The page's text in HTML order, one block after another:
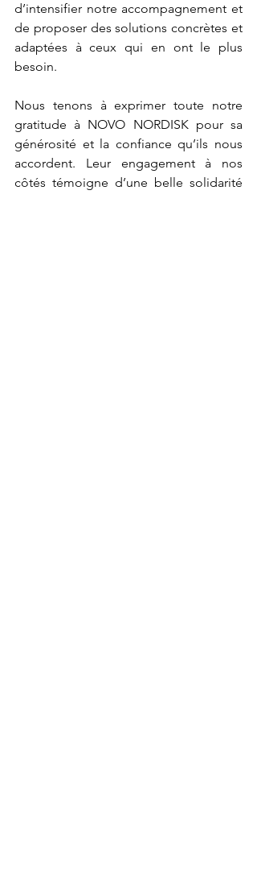
d’intensifier notre accompagnement et
de proposer des solutions concrètes et
adaptées à ceux qui en ont le plus
besoin.
Nous tenons à exprimer toute notre
gratitude à NOVO NORDISK pour sa
générosité et la confiance qu’ils nous
accordent. Leur engagement à nos
côtés témoigne d’une belle solidarité